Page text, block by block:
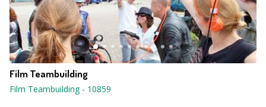
Film Teambuilding
Film Teambuilding- 10859